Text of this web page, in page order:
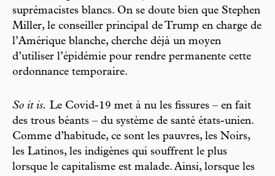
suprémacistes blancs. On se doute bien que Stephen
Miller, le conseiller principal de Trump en charge de
l’Amérique blanche, cherche déjà un moyen
d’utiliser l’épidémie pour rendre permanente cette
ordonnance temporaire.
So it is. Le Covid-19 met à nu les fissures – en fait
des trous béants – du système de santé états-unien.
Comme d’habitude, ce sont les pauvres, les Noirs,
les Latinos, les indigènes qui souffrent le plus
lorsque le capitalisme est malade. Ainsi, lorsque les